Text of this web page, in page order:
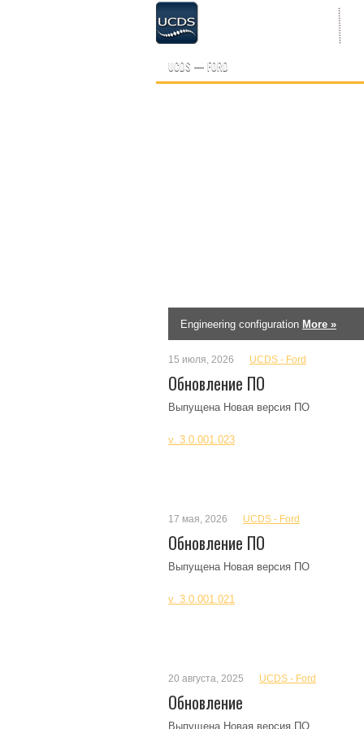
UCDS — FORD
Engineering configuration More »
15 июля, 2026 UCDS - Ford
Обновление ПО
Выпущена Новая версия ПО
v. 3.0.001.023
17 мая, 2026 UCDS - Ford
Обновление ПО
Выпущена Новая версия ПО
v. 3.0.001.021
20 августа, 2025 UCDS - Ford
Обновление
Выпущена Новая версия ПО